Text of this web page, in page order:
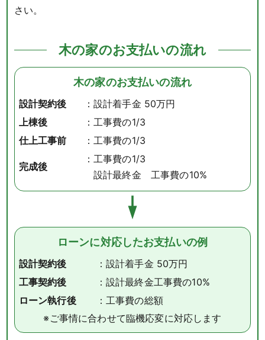
さい。
木の家のお支払いの流れ
木の家のお支払いの流れ
設計契約後
：設計着手金 50万円
上棟後
：工事費の1/3
仕上工事前
：工事費の1/3
完成後
：工事費の1/3
設計最終金 工事費の10%
ローンに対応したお支払いの例
設計契約後
：設計着手金 50万円
工事契約後
：設計最終金工事費の10%
ローン執行後
：工事費の総額
※ご事情に合わせて臨機応変に対応します